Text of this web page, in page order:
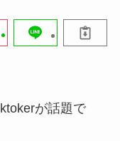
が話題で